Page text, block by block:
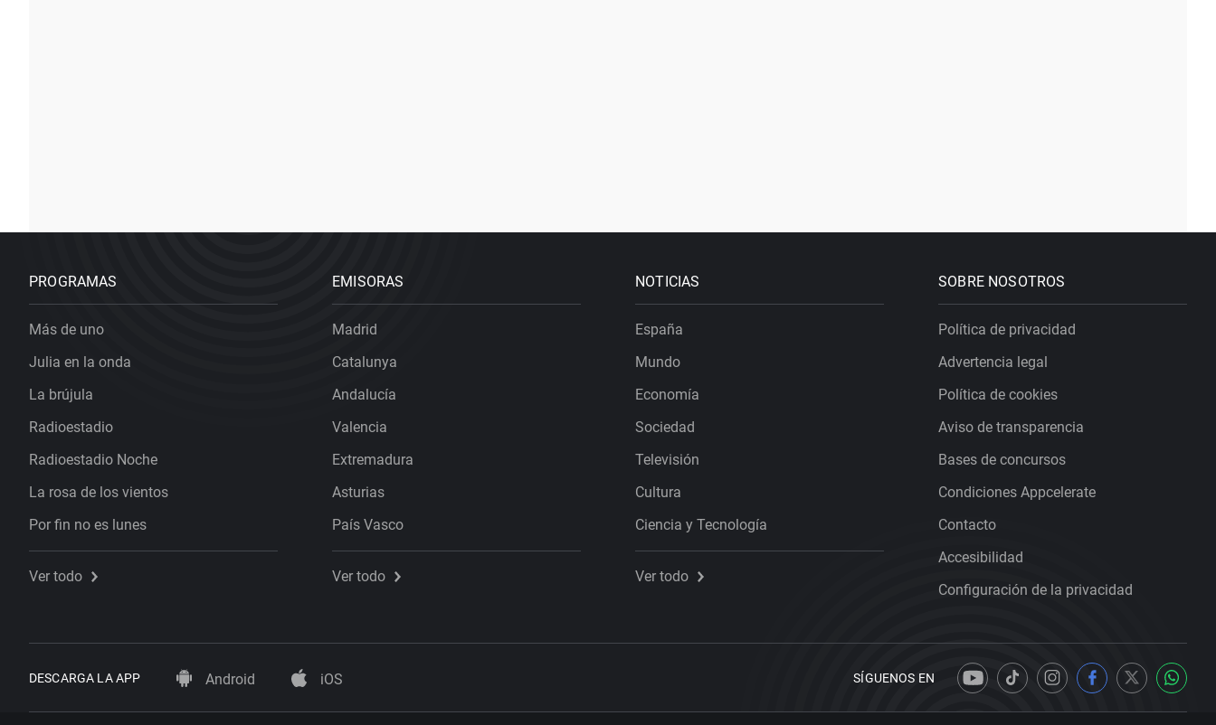
PROGRAMAS
Más de uno
Julia en la onda
La brújula
Radioestadio
Radioestadio Noche
La rosa de los vientos
Por fin no es lunes
Ver todo
EMISORAS
Madrid
Catalunya
Andalucía
Valencia
Extremadura
Asturias
País Vasco
Ver todo
NOTICIAS
España
Mundo
Economía
Sociedad
Televisión
Cultura
Ciencia y Tecnología
Ver todo
SOBRE NOSOTROS
Política de privacidad
Advertencia legal
Política de cookies
Aviso de transparencia
Bases de concursos
Condiciones Appcelerate
Contacto
Accesibilidad
Configuración de la privacidad
DESCARGA LA APP Android iOS SÍGUENOS EN